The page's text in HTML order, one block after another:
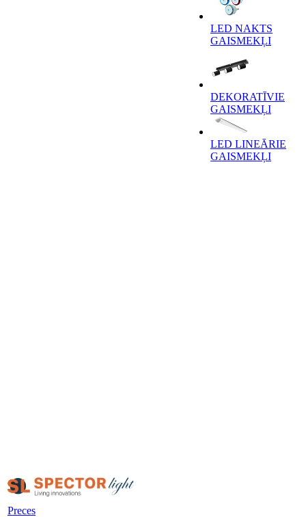
LED NAKTS
GAISMEKĻI
DEKORATĪVIE
GAISMEKĻI
LED LINEĀRIE
GAISMEKĻI
Preces